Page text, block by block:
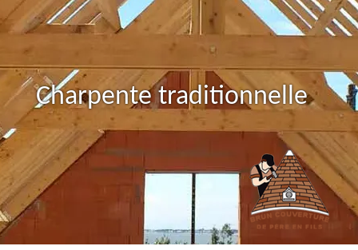
Charpente traditionnelle